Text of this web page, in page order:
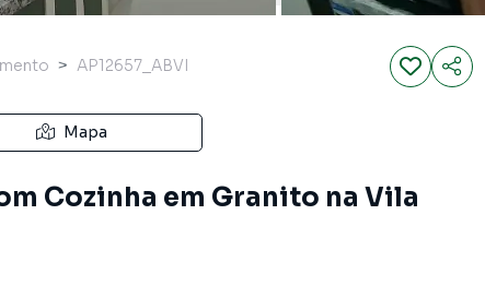
AP12657_ABVI
Mapa
Cozinha em Granito na Vila